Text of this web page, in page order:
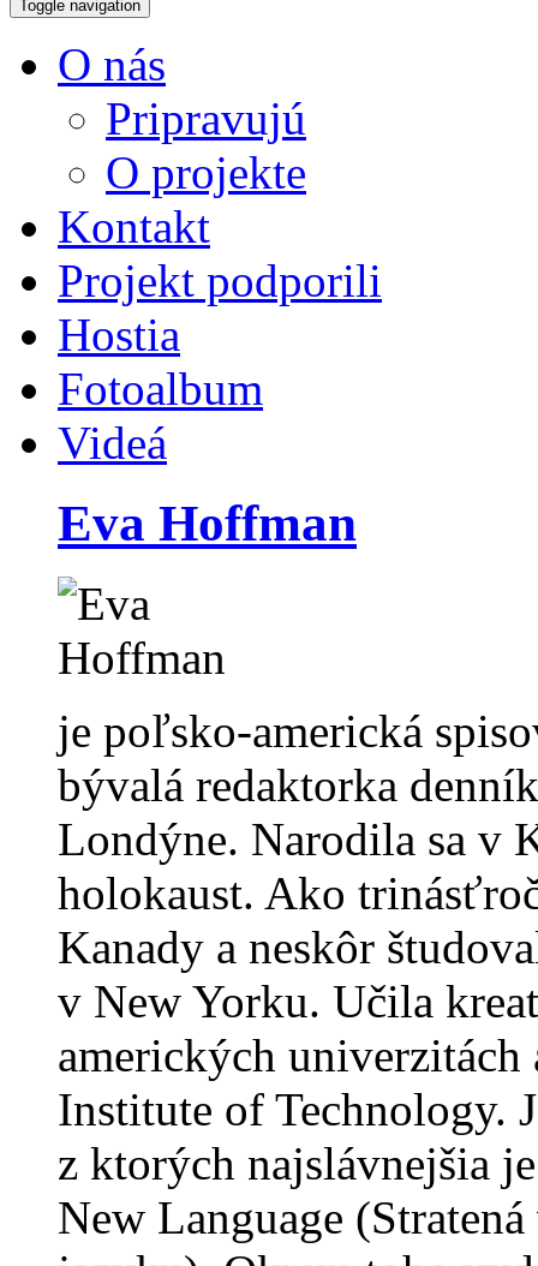
Toggle navigation
O nás
Pripravujú
O projekte
Kontakt
Projekt podporili
Hostia
Fotoalbum
Videá
Eva Hoffman
je poľsko-americká
bývalá redaktorka
Londýne. Narodila sa v
holokaust. Ako
Kanady a neskôr
v New Yorku. Učila
amerických univerzitách
Institute of Technology.
z ktorých najslávnejšia
New Language